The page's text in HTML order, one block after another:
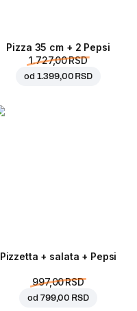
Pizza 35 cm + 2 Pepsi
1.727,00 RSD
od 1.399,00 RSD
Pizzetta + salata + Pepsi
997,00 RSD
od 799,00 RSD